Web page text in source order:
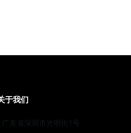
于我们
广东省深圳市光明街1号